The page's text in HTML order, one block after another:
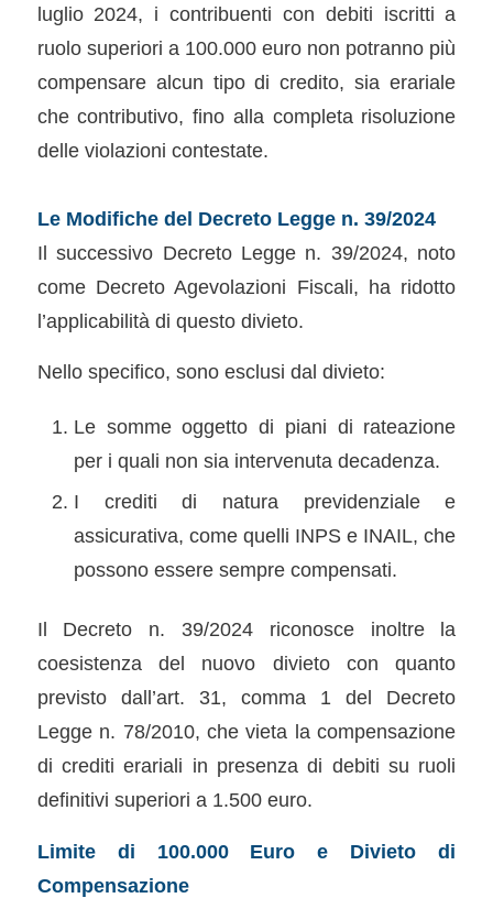
luglio 2024, i contribuenti con debiti iscritti a
ruolo superiori a 100.000 euro non potranno più
compensare alcun tipo di credito, sia erariale
che contributivo, fino alla completa risoluzione
delle violazioni contestate.
Le Modifiche del Decreto Legge n. 39/2024
Il successivo Decreto Legge n. 39/2024, noto
come Decreto Agevolazioni Fiscali, ha ridotto
l’applicabilità di questo divieto.
Nello specifico, sono esclusi dal divieto:
Le somme oggetto di piani di rateazione
per i quali non sia intervenuta decadenza.
I crediti di natura previdenziale e
assicurativa, come quelli INPS e INAIL, che
possono essere sempre compensati.
Il Decreto n. 39/2024 riconosce inoltre la
coesistenza del nuovo divieto con quanto
previsto dall’art. 31, comma 1 del Decreto
Legge n. 78/2010, che vieta la compensazione
di crediti erariali in presenza di debiti su ruoli
definitivi superiori a 1.500 euro.
Limite di 100.000 Euro e Divieto di
Compensazione